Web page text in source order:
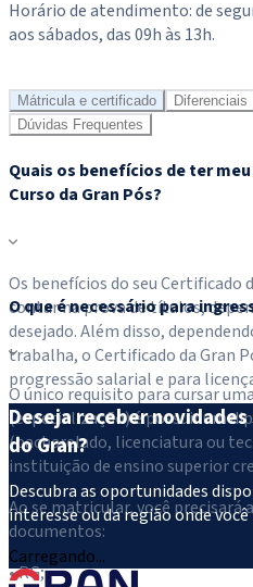
Horário de atendimento: de
aos sábados, das 09h às 13h.
Mátricula e certificado Diferenciais
Dúvidas Frequentes
Quais os benefícios de ter
Curso da Gran Pós?
Os benefícios do seu Certificado
contar na prova de títulos,
desejado. Além disso,
trabalha, o Certificado da Gran
progressão salarial e para
O que é necessário para
O único requisito para cursar
(especialização) é possuir um
(bacharelado, licenciatura ou
instituição de ensino superior
Ao se matricular, você precisará
documentos:
• RG;
Deseja receber
do Gran?
Descubra as oportunidades
interesse ou da região onde
Carregando...